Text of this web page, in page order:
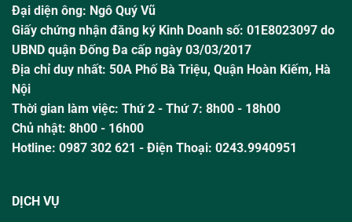
Đại diện ông: Ngô Quý Vũ
Giấy chứng nhận đăng ký Kinh Doanh số: 01E8023097 do
UBND quận Đống Đa cấp ngày 03/03/2017
Địa chỉ duy nhất: 50A Phố Bà Triệu, Quận Hoàn Kiếm, Hà
Nội
Thời gian làm việc: Thứ 2 - Thứ 7: 8h00 - 18h00
Chủ nhật: 8h00 - 16h00
Hotline: 0987 302 621 - Điện Thoại: 0243.9940951
DỊCH VỤ